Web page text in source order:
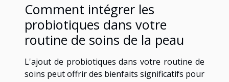
Comment intégrer les
probiotiques dans votre
routine de soins de la peau
L'ajout de probiotiques dans votre routine de
soins peut offrir des bienfaits significatifs pour